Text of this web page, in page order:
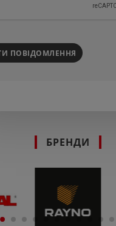
ПОВІДОМЛЕННЯ
БРЕНДИ